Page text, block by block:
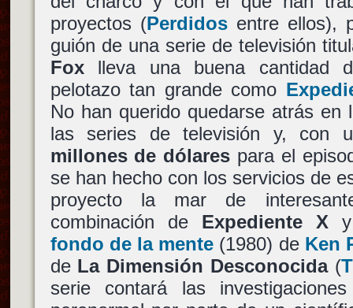
proyectos (Perdidosentre ellos),
guión de una serie de televisión
Foxlleva una buena cantidad
pelotazo tan grande como
No han querido quedarse atrás en
las series de televisión y, con
millones de dólares para el
se han hecho con los servicios de
proyecto la mar de
combinación de Expediente X
fondo de la mente (1980) de Ken
de La Dimensión Desconocida(
serie contará las